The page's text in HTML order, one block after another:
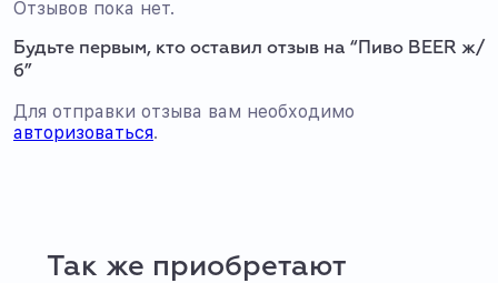
Отзывов пока нет.
Будьте первым, кто оставил отзыв на “Пиво BEER ж/
б”
Для отправки отзыва вам необходимо
авторизоваться.
Так же приобретают